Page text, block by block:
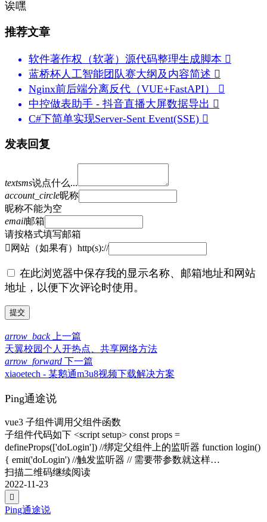
诶嘿
推荐文章
软件著作权（软著）源代码整理生成脚本 
蓝桥杯人工智能团队赛大纲及内容简述 
Nginx前后端分离反代（VUE+FastAPI）

中控做表助手 - 抖音直播大屏数据导出 
C#下简单实现Server-Sent Event(SSE) 
发表回复
textsms说点什么...
account_circle昵称
昵称不能为空
email邮箱
请按格式填写邮箱
 网站（如果有）http(s)://
在此浏览器中保存我的显示名称、邮箱地址和网站
地址，以便下次评论时使用。
arrow_back
上一篇
天翼校园个人开热点、共享网络方法
arrow_forward 下一篇
xiaoetech - 某鹅通m3u8视频下载解决方案
Ping通途说
vue3 子组件调用父组件函数
子组件代码如下 <script setup> const props =
defineProps(['doLogin']) //绑定父组件上的监听器 function login()
{ emit('doLogin') //触发监听器 // 需要带参数就这样…
扫描二维码继续阅读
2022-11-23

Ping通途说